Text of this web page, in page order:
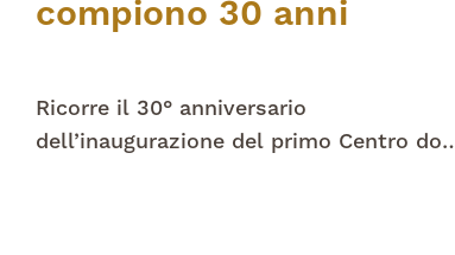
compiono 30 anni
Ricorre il 30° anniversario
dell’inaugurazione del primo Centro don